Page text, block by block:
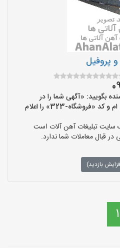
پروفیل
بگویید: «آگهی شما را در
سایت «آهن آلاتی ها» دیده ام و کد «فروشگاه-323» را اعلام
سایت تبلیغات آهن آلات است
قبال معاملات شما ندارد.
بازدید)
1